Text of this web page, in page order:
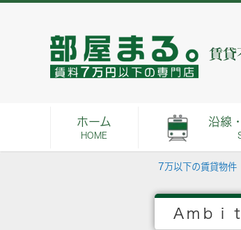
ホーム
HOME
沿線
7万以下の賃貸物
Ａｍｂｉ